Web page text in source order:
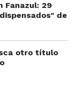
Fanazul: 29
de
otro título